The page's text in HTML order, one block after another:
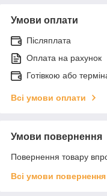
Умови оплати
Післяплата
Оплата на рахунок
Готівкою або
Всі умови оплати
Умови повернення
Повернення товару
Всі умови повернення